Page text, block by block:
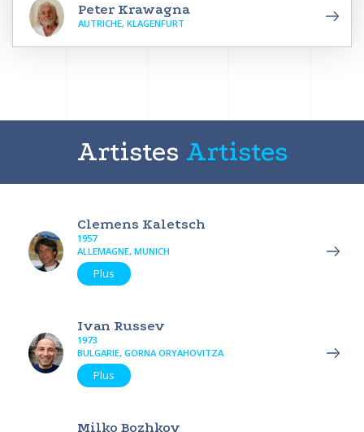
Peter Krawagna
AUTRICHE, KLAGENFURT
Artistes Artistes
Clemens Kaletsch
1957
ALLEMAGNE, MUNICH
Plus
Ivan Russev
1973
BULGARIE, GORNA ORYAHOVITZA
Plus
Milko Bozhkov